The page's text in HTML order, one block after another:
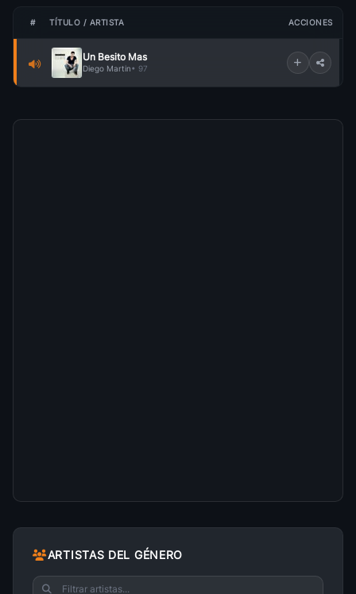
# TÍTULO / ARTISTA ACCIONES
Un Besito Mas
Diego Martin• 97
ARTISTAS DEL GÉNERO